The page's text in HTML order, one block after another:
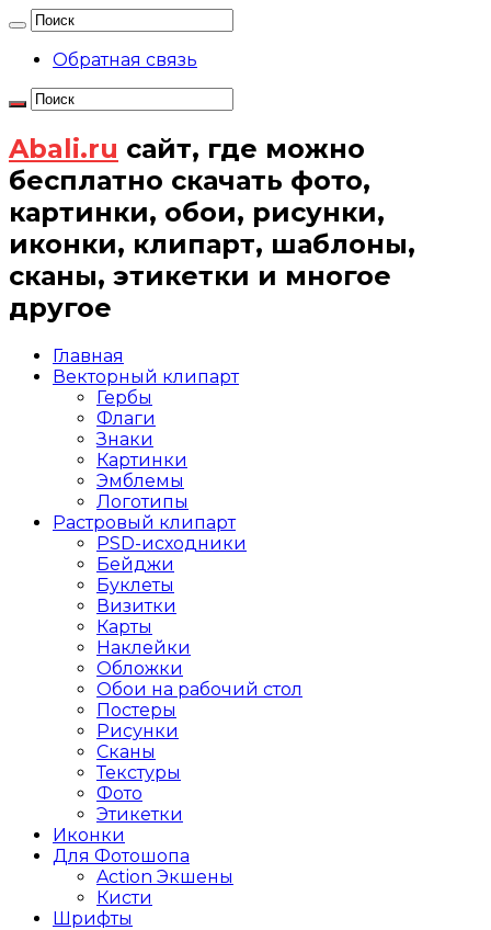
Обратная связь
Abali.ru сайт, где можно
бесплатно скачать фото,
картинки, обои, рисунки,
иконки, клипарт, шаблоны,
сканы, этикетки и многое
другое
Главная
Векторный клипарт
Гербы
Флаги
Знаки
Картинки
Эмблемы
Логотипы
Растровый клипарт
PSD-исходники
Бейджи
Буклеты
Визитки
Карты
Наклейки
Обложки
Обои на рабочий стол
Постеры
Рисунки
Сканы
Текстуры
Фото
Этикетки
Иконки
Для Фотошопа
Action Экшены
Кисти
Шрифты